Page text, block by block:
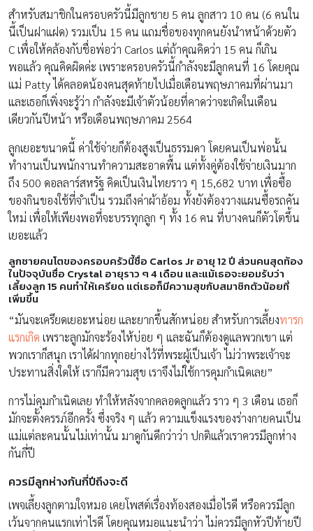
สำหรับสมาชิกในครอบครัวนี้มีลูกชาย 5 คน ลูกสาว 10 คน (6 คนใน
นี้เป็นฝาแฝด) รวมเป็น 15 คน แถมชื่อของทุกคนยังนำหน้าด้วยตัว
C เพื่อให้คล้องกับชื่อพ่อว่า Carlos แต่ถ้าคุณคิดว่า 15 คน ก็เกิน
พอแล้ว คุณคิดผิดค่ะ เพราะครอบครัวนี้กำลังจะมีลูกคนที่ 16 โดยคุณ
แม่ Patty ได้คลอดน้องคนสุดท้ายไปเมื่อเดือนพฤษภาคมที่ผ่านมา
และเธอก็เพิ่งจะรู้ว่า กำลังจะมีเจ้าตัวน้อยที่คาดว่าจะเกิดในเดือน
เดียวกันปีหน้า หรือเดือนพฤษภาคม 2564
ลูกเยอะขนาดนี้ ค่าใช้จ่ายก็ต้องสูงเป็นธรรมดา โดยคนเป็นพ่อนั้น
ทำงานเป็นพนักงานทำความสะอาดพื้น แต่ทั้งคู่ต้องใช้จ่ายเงินมาก
ถึง 500 ดอลลาร์สหรัฐ คิดเป็นเงินไทยราว ๆ 15,682 บาท เพื่อซื้อ
ของกินของใช้ที่จำเป็น รวมถึงค่าผ้าอ้อม ทั้งยังต้องวางแผนซื้อรถคัน
ใหม่ เพื่อให้เพียงพอที่จะบรรทุกลูก ๆ ทั้ง 16 คน ที่บางคนก็ตัวโตขึ้น
เยอะแล้ว
ลูกชายคนโตของครอบครัวนี้ชื่อ Carlos Jr อายุ 12 ปี ส่วนคนสุดท้อง
ในปัจจุบันชื่อ Crystal อายุราว ๆ 4 เดือน และแม้เธอจะยอมรับว่า
เลี้ยงลูก 15 คนทำให้เครียด แต่เธอก็มีความสุขกับสมาชิกตัวน้อยที่
เพิ่มขึ้น
“มันจะเครียดเยอะหน่อย และยากขึ้นสักหน่อย สำหรับการเลี้ยงทารก
แรกเกิด เพราะลูกมักจะร้องไห้บ่อย ๆ และฉันก็ต้องดูแลพวกเขา แต่
พวกเราก็สนุก เราได้ฝากทุกอย่างไว้ที่พระผู้เป็นเจ้า ไม่ว่าพระเจ้าจะ
ประทานสิ่งใดให้ เราก็มีความสุข เราจึงไม่ใช้การคุมกำเนิดเลย”
การไม่คุมกำเนิดเลย ทำให้หลังจากคลอดลูกแล้ว ราว ๆ 3 เดือน เธอก็
มักจะตั้งครรภ์อีกครั้ง ซึ่งจริง ๆ แล้ว ความแข็งแรงของร่างกายคนเป็น
แม่แต่ละคนนั้นไม่เท่านั้น มาดูกันดีกว่าว่า ปกติแล้วเราควรมีลูกห่าง
กันกี่ปี
ควรมีลูกห่างกันกี่ปีถึงจะดี
เพจเลี้ยงลูกตามใจหมอ เคยโพสต์เรื่องท้องสองเมื่อไรดี หรือควรมีลูก
เว้นจากคนแรกเท่าไรดี โดยคุณหมอแนะนำว่า ไม่ควรมีลูกหัวปีท้ายปี